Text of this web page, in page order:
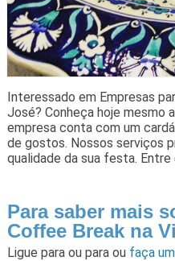
Interessado em Empresas
José? Conheça hoje mesmo
empresa conta com um
de gostos. Nossos serviços
qualidade da sua festa.
Para saber mais
Coffee Break na
Ligue para ou para ou faça